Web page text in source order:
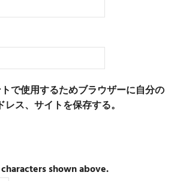
で使用するためブラウザーに自分の
ス、サイトを保存する。
shown above.